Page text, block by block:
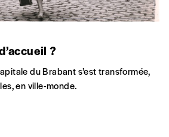
cartes, des illustrations, des extraits
et des textes de synthèse rédigés par
historiens, géographes,
l’Atlas des migrations en